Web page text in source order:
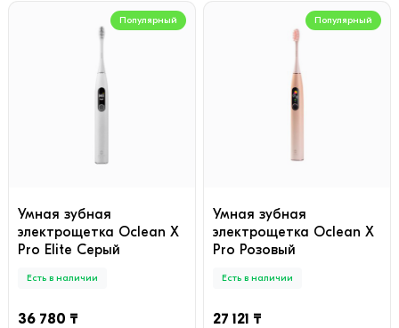
Популярный
Умная зубная
электрощетка Oclean X
Pro Elite Серый
Есть в наличии
36 780 ₸
Популярный
Умная зубная
электрощетка Oclean X
Pro Розовый
Есть в наличии
27 121 ₸